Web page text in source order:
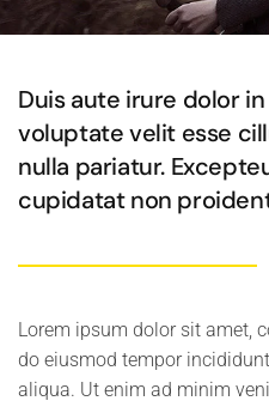
Duis aute irure dolor
voluptate velit esse
nulla pariatur.
cupidatat non
Lorem ipsum dolor sit amet,
do eiusmod tempor
aliqua. Ut enim ad minim